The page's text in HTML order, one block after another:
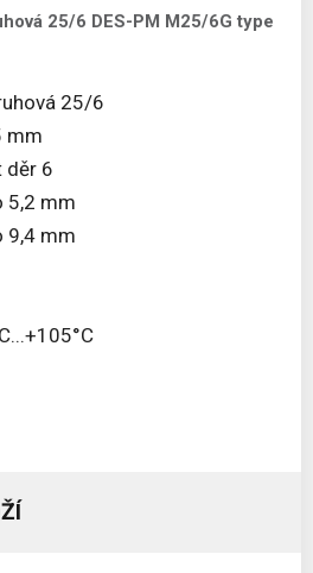
25/6 DES-PM M25/6G type
25/6
mm
děr 6
5,2 mm
9,4 mm